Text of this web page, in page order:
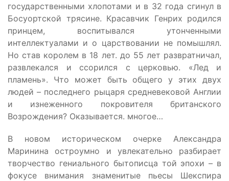
государственными хлопотами и в 32 года сгинул в
Босуортской трясине. Красавчик Генрих родился
принцем, воспитывался утонченными
интеллектуалами и о царствовании не помышлял.
Но став королем в 18 лет. до 55 лет развратничал,
развлекался и ссорился с церковью. «Лед и
пламень». Что может быть общего у этих двух
людей – последнего рыцаря средневековой Англии
и изнеженного покровителя британского
Возрождения? Оказывается. многое…
В новом историческом очерке Александра
Маринина остроумно и увлекательно разбирает
творчество гениального бытописца той эпохи – в
фокусе внимания знаменитые пьесы Шекспира